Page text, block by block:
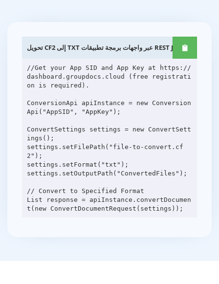
تحويل CF2 إلى TXT عبر واجهات برمجة تطبيقات REST Java
//Get your App SID and App Key at https://
dashboard.groupdocs.cloud (free registrati
on is required).
ConversionApi apiInstance = new Conversion
Api("AppSID", "AppKey");
ConvertSettings settings = new ConvertSett
ings();
settings.setFilePath("file-to-convert.cf
2");
settings.setFormat("txt");
settings.setOutputPath("ConvertedFiles");
// Convert to Specified Format
List response = apiInstance.convertDocumen